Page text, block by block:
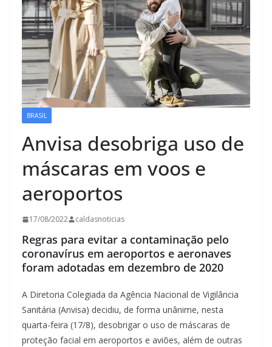
BRASIL
Anvisa desobriga uso de
máscaras em voos e
aeroportos
17/08/2022 caldasnoticias
Regras para evitar a contaminação pelo
coronavírus em aeroportos e aeronaves
foram adotadas em dezembro de 2020
A Diretoria Colegiada da Agência Nacional de Vigilância
Sanitária (Anvisa) decidiu, de forma unânime, nesta
quarta-feira (17/8), desobrigar o uso de máscaras de
proteção facial em aeroportos e aviões, além de outras